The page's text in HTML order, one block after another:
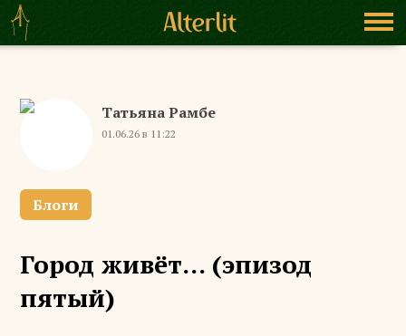
Татьяна Рамбе
01.06.26 в 11:22
Блоги
Город живёт... (эпизод
пятый)